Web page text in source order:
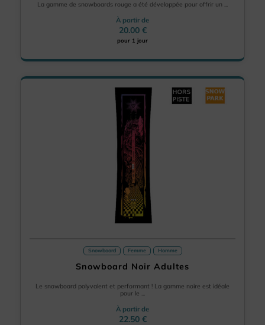
La gamme de snowboards rouge a été développée pour offrir un ...
À partir de
20.00 €
pour 1 jour
Snowboard Femme Homme
Snowboard Noir Adultes
Le snowboard polyvalent et performant ! La gamme noire est idéale
pour le ...
À partir de
22.50 €